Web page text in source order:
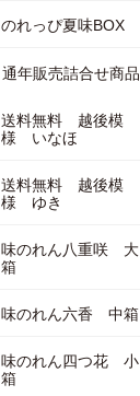
のれっぴ夏味BOX
通年販売詰合せ商品
送料無料 越後模
様 いなほ
送料無料 越後模
様 ゆき
味のれん八重咲 大
箱
味のれん六香 中箱
味のれん四つ花 小
箱